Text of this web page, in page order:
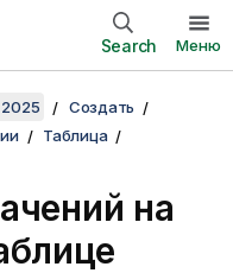
Search Меню
Создать
Таблица
на